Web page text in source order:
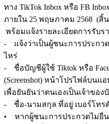
ทาง TikTok Inbox หรือ FB
ภายใน 25 พฤษภาคม 2568 (สิ้
พร้อมแจ้งรายละเอียดการรับร
- แจ้งว่าเป็นผู้ชนะการประกว
ไหร่
- ชื่อบัญชีผู้ใช้ Tiktok หรือ
(Screenshot) หน้าโปรไฟล์บนแ
เพื่อยันยันว่าตนเองเป็นเจ้าขอ
- ชื่อ-นามสกุล ที่อยู่ เบอร์โทร
• หากผู้ชนะการประกวดไม่ยื